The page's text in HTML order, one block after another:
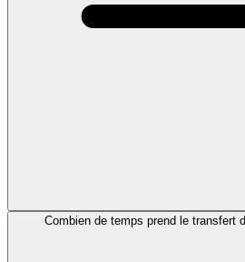
Combien de temps prend le transfert